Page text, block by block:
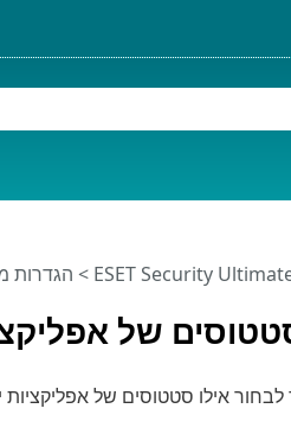
של
ESET Security
> הגדרות
אילו סטטוסים של אפליקציות